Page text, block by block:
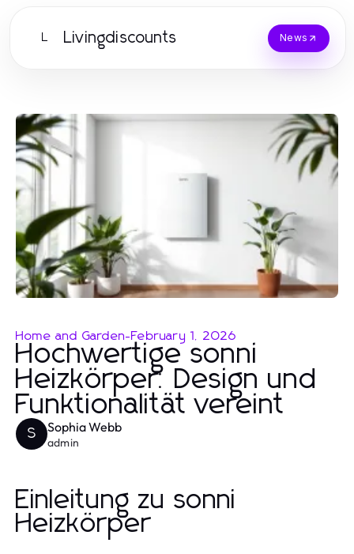
L Livingdiscounts News
Home and Garden-February 1, 2026
Hochwertige sonni
Heizkörper: Design und
Funktionalität vereint
S Sophia Webb
admin
Einleitung zu sonni
Heizkörper